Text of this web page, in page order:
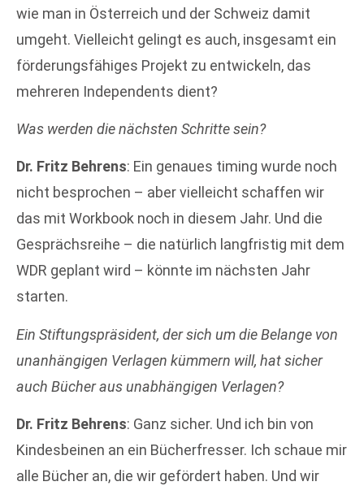
wie man in Österreich und der Schweiz damit
umgeht. Vielleicht gelingt es auch, insgesamt ein
förderungsfähiges Projekt zu entwickeln, das
mehreren Independents dient?
Was werden die nächsten Schritte sein?
Dr. Fritz Behrens: Ein genaues timing wurde noch
nicht besprochen – aber vielleicht schaffen wir
das mit Workbook noch in diesem Jahr. Und die
Gesprächsreihe – die natürlich langfristig mit dem
WDR geplant wird – könnte im nächsten Jahr
starten.
Ein Stiftungspräsident, der sich um die Belange von
unanhängigen Verlagen kümmern will, hat sicher
auch Bücher aus unabhängigen Verlagen?
Dr. Fritz Behrens: Ganz sicher. Und ich bin von
Kindesbeinen an ein Bücherfresser. Ich schaue mir
alle Bücher an, die wir gefördert haben. Und wir